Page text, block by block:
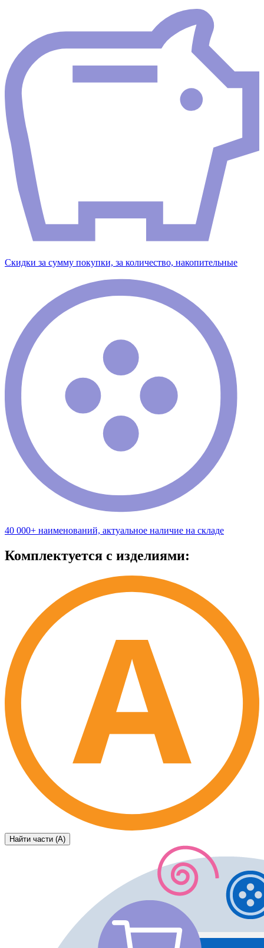
Скидки за сумму покупки, за количество, накопительные
40 000+ наименований, актуальное наличие на складе
Комплектуется с изделиями:
Найти части (А)